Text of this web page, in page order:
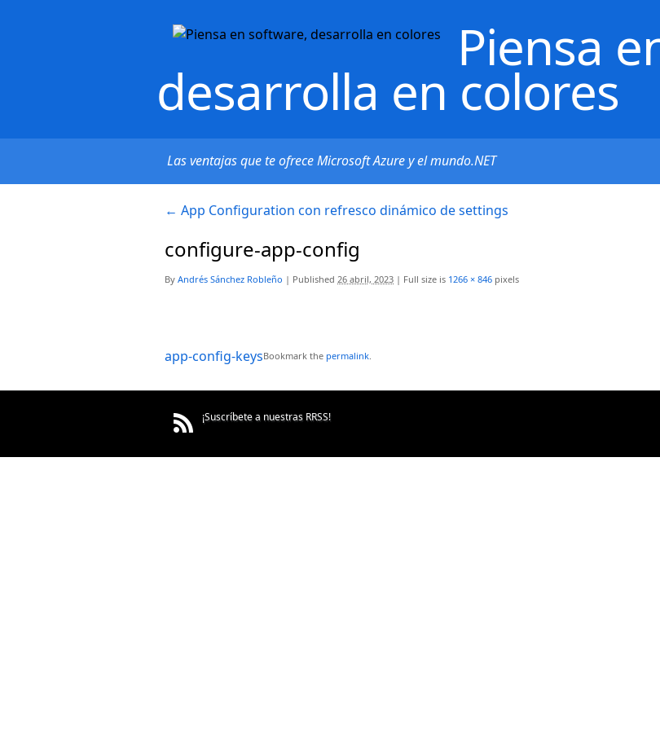
Piensa
desarrolla en colores
Las ventajas que te ofrece Microsoft Azure y el mundo.NET
← App Configuration con refresco dinámico de settings
configure-app-config
By Andrés Sánchez Robleño | Published 26 abril, 2023 | Full size is 1266 × 846 pixels
app-config-keysBookmark the permalink.
¡Suscríbete a nuestras RRSS!